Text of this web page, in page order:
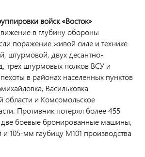
войск «Восток»
в глубину обороны
поражение живой силе и технике
штурмовой, двух десантно-
трех штурмовых полков ВСУ и
в районах населенных пунктов
Васильковка
области и Комсомольское
Противник потерял более 455
боевые бронированные машины,
105-мм гаубицу М101 производства